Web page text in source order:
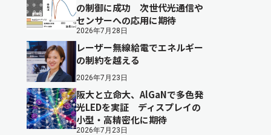
の制御に成功 次世代光通信や
センサーへの応用に期待
2026年7月28日
レーザー無線給電でエネルギー
の制約を越える
2026年7月23日
阪大と立命大、AlGaNで多色発
光LEDを実証 ディスプレイの
小型・高精密化に期待
2026年7月23日